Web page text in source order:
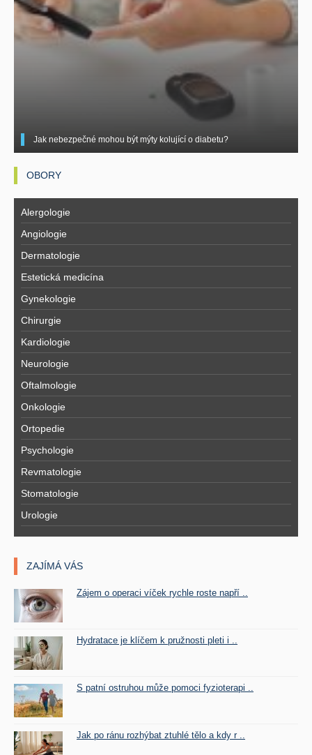
Jak nebezpečné mohou být mýty kolující o diabetu?
OBORY
Alergologie
Angiologie
Dermatologie
Estetická medicína
Gynekologie
Chirurgie
Kardiologie
Neurologie
Oftalmologie
Onkologie
Ortopedie
Psychologie
Revmatologie
Stomatologie
Urologie
ZAJÍMÁ VÁS
Zájem o operaci víček rychle roste napří ..
Hydratace je klíčem k pružnosti pleti i ..
S patní ostruhou může pomoci fyzioterapi ..
Jak po ránu rozhýbat ztuhlé tělo a kdy r ..